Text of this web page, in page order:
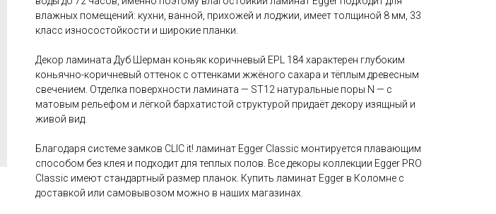
влажных помещений: кухни, ванной, прихожей и лоджии, имеет толщиной 8 мм, 33
класс износостойкости и широкие планки.
Декор ламината Дуб Шерман коньяк коричневый EPL 184 характерен глубоким
коньячно-коричневый оттенок с оттенками жжёного сахара и тёплым древесным
свечением. Отделка поверхности ламината — ST12 натуральные поры N — с
матовым рельефом и лёгкой бархатистой структурой придаёт декору изящный и
живой вид.
Благодаря системе замков CLIC it! ламинат Egger Classic монтируется плавающим
способом без клея и подходит для теплых полов. Все декоры коллекции Egger PRO
Classic имеют стандартный размер планок. Купить ламинат Egger в Коломне с
доставкой или самовывозом можно в наших магазинах.